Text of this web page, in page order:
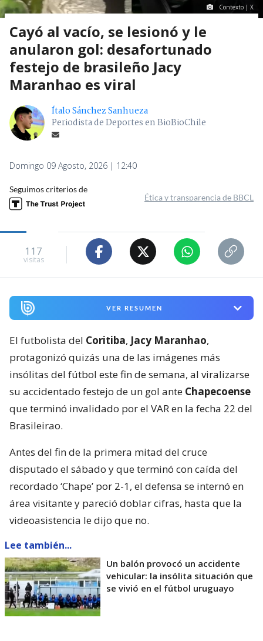
Contexto | X
Cayó al vacío, se lesionó y le
anularon gol: desafortunado
festejo de brasileño Jacy
Maranhao es viral
Ítalo Sánchez Sanhueza
Periodista de Deportes en BioBioChile
Domingo 09 Agosto, 2026 | 12:40
Seguimos criterios de
Ética y transparencia de BBCL
117
visitas
VER RESUMEN
El futbolista del Coritiba, Jacy Maranhao,
protagonizó quizás una de las imágenes más
insólitas del fútbol este fin de semana, al viralizarse
su accidentado festejo de un gol ante Chapecoense
que terminó invalidado por el VAR en la fecha 22 del
Brasileirao.
Antes del fin de la primera mitad del cruce
disputado el sábado y que terminó con caída del
recordado ‘Chape’ por 2-1, el defensa se internó en
área visitante y pareció doblar cifras, hasta que la
videoasistencia le dijo que no.
Lee también...
Un balón provocó un accidente
vehicular: la insólita situación que
se vivió en el fútbol uruguayo